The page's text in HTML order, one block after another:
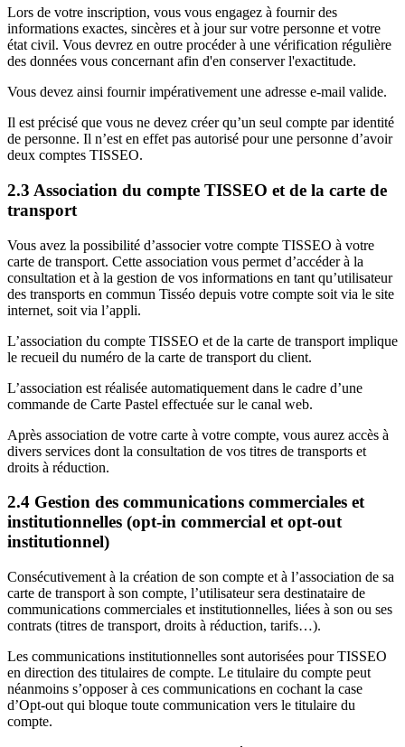
Lors de votre inscription, vous vous engagez à fournir des
informations exactes, sincères et à jour sur votre personne et votre
état civil. Vous devrez en outre procéder à une vérification régulière
des données vous concernant afin d'en conserver l'exactitude.
Vous devez ainsi fournir impérativement une adresse e-mail valide.
Il est précisé que vous ne devez créer qu’un seul compte par identité
de personne. Il n’est en effet pas autorisé pour une personne d’avoir
deux comptes TISSEO.
2.3 Association du compte TISSEO et de la carte de
transport
Vous avez la possibilité d’associer votre compte TISSEO à votre
carte de transport. Cette association vous permet d’accéder à la
consultation et à la gestion de vos informations en tant qu’utilisateur
des transports en commun Tisséo depuis votre compte soit via le site
internet, soit via l’appli.
L’association du compte TISSEO et de la carte de transport implique
le recueil du numéro de la carte de transport du client.
L’association est réalisée automatiquement dans le cadre d’une
commande de Carte Pastel effectuée sur le canal web.
Après association de votre carte à votre compte, vous aurez accès à
divers services dont la consultation de vos titres de transports et
droits à réduction.
2.4 Gestion des communications commerciales et
institutionnelles (opt-in commercial et opt-out
institutionnel)
Consécutivement à la création de son compte et à l’association de sa
carte de transport à son compte, l’utilisateur sera destinataire de
communications commerciales et institutionnelles, liées à son ou ses
contrats (titres de transport, droits à réduction, tarifs…).
Les communications institutionnelles sont autorisées pour TISSEO
en direction des titulaires de compte. Le titulaire du compte peut
néanmoins s’opposer à ces communications en cochant la case
d’Opt-out qui bloque toute communication vers le titulaire du
compte.